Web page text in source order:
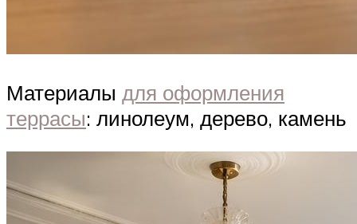
Материалы для оформления
террасы: линолеум, дерево, камень